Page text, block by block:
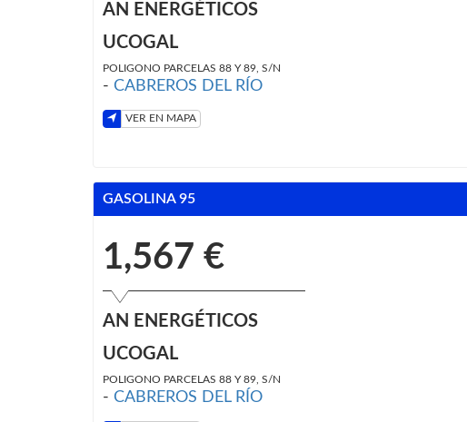
AN ENERGÉTICOS
UCOGAL
POLIGONO PARCELAS 88 Y 89, S/N
- CABREROS DEL RÍO
VER EN MAPA
GASOLINA 95
1,567 €
AN ENERGÉTICOS
UCOGAL
POLIGONO PARCELAS 88 Y 89, S/N
- CABREROS DEL RÍO